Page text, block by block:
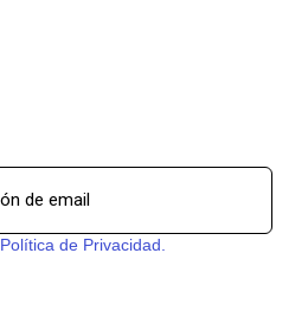
Política de Privacidad.